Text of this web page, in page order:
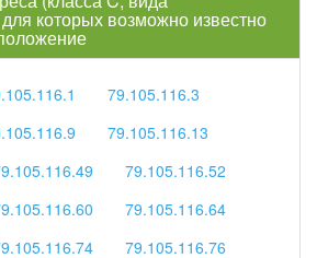
которых возможно известно
79.105.116.3
79.105.116.13
79.105.116.52
79.105.116.64
79.105.116.76